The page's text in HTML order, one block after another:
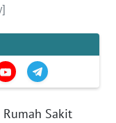
Sakit